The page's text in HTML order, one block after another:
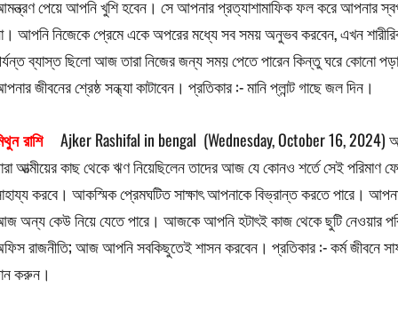
পেয়ে আপনি খুশি হবেন। সে আপনার প্রত্যাশামাফিক ফল করে আপনার
আপনি নিজেকে প্রেমে একে অপরের মধ্যে সব সময় অনুভব করবেন, এখন
ব্যাস্ত ছিলো আজ তারা নিজের জন্য সময় পেতে পারেন কিন্তু ঘরে কোনো
জীবনের শ্রেষ্ঠ সন্ধ্যা কাটাবেন। প্রতিকার :- মানি প্লান্ট গাছে জল দিন।
রাশিAjker Rashifal in bengal (Wednesday, October 16, 2024) আপনি
আত্মীয়ের কাছ থেকে ঋণ নিয়েছিলেন তাদের আজ যে কোনও শর্তে সেই
করবে। আকস্মিক প্রেমঘটিত সাক্ষাৎ আপনাকে বিভ্রান্ত করতে পারে।
অন্য কেউ নিয়ে যেতে পারে। আজকে আপনি হটাৎই কাজ থেকে ছুটি নেওয়ার
রাজনীতি; আজ আপনি সবকিছুতেই শাসন করবেন। প্রতিকার :- কর্ম জীবনে
করুন।